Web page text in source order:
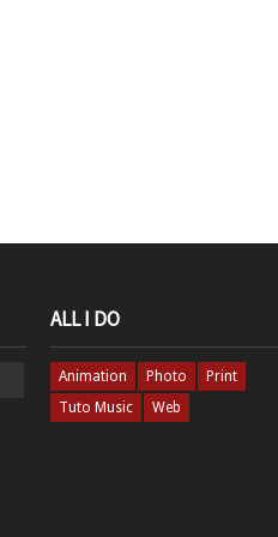
ALL I DO
Animation Photo
Print
Tuto Music
Web